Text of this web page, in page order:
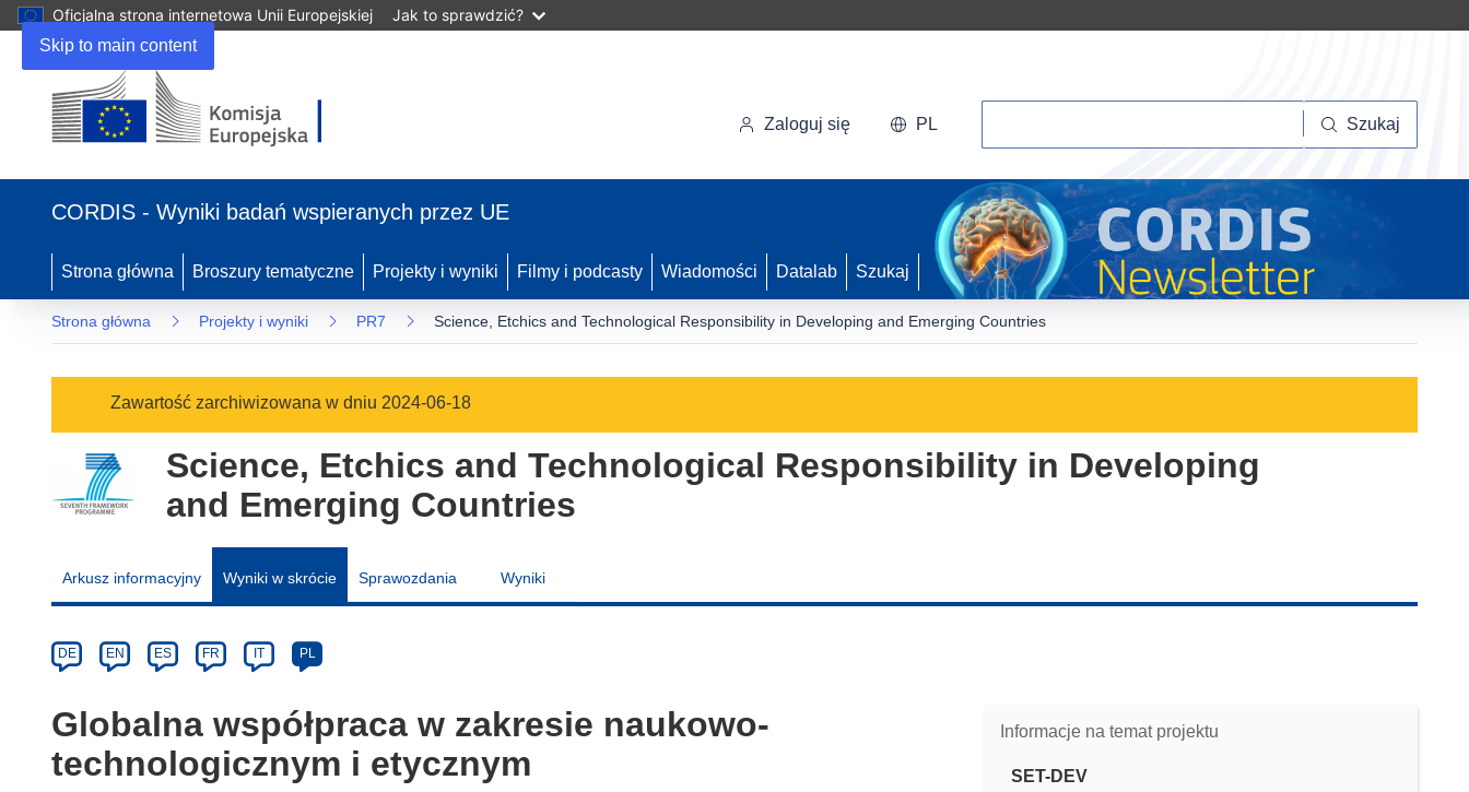
Skip to main content
Oficjalna strona internetowa Unii Europejskiej Jak to sprawdzić?
się
nowym
oknie)
Zaloguj się PL Szukaj
CORDIS - Wyniki badań wspieranych przez UE
Strona główna Broszury tematyczne Projekty i wyniki Filmy i podcasty Wiadomości Datalab Szukaj
Strona główna Projekty i wyniki PR7 Science, Etchics and Technological Responsibility in Developing and Emerging Countries
Zawartość zarchiwizowana w dniu 2024-06-18
Science, Etchics and Technological Responsibility in Developing
and Emerging Countries
Arkusz informacyjny Wyniki w skrócie Sprawozdania Wyniki
Category
Article
available
the
following
languages:
DE EN ES FR IT PL
Globalna współpraca w zakresie naukowo-
technologicznym i etycznym
Informacje na temat projektu
SET-DEV